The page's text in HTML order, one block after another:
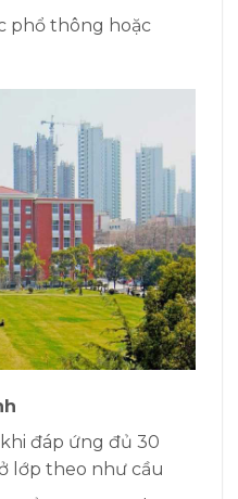
phổ thông hoặc
đáp ứng đủ 30
lớp theo như cầu